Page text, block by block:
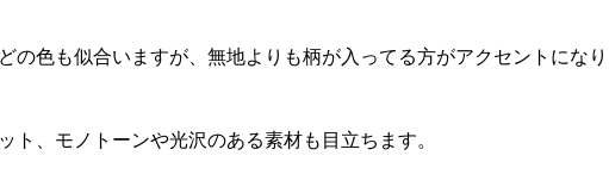
の色も似合いますが、無地よりも柄が入ってる方がアクセントになり
ト、モノトーンや光沢のある素材も目立ちます。